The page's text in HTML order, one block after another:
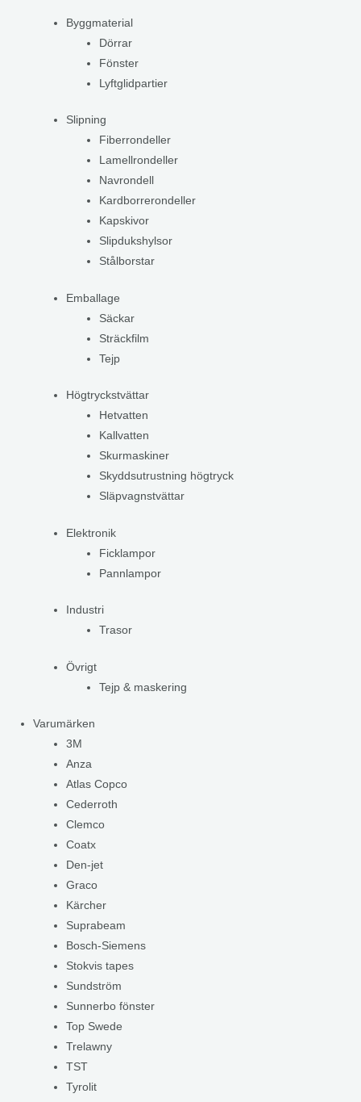
Byggmaterial
Dörrar
Fönster
Lyftglidpartier
Slipning
Fiberrondeller
Lamellrondeller
Navrondell
Kardborrerondeller
Kapskivor
Slipdukshylsor
Stålborstar
Emballage
Säckar
Sträckfilm
Tejp
Högtryckstvättar
Hetvatten
Kallvatten
Skurmaskiner
Skyddsutrustning högtryck
Släpvagnstvättar
Elektronik
Ficklampor
Pannlampor
Industri
Trasor
Övrigt
Tejp & maskering
Varumärken
3M
Anza
Atlas Copco
Cederroth
Clemco
Coatx
Den-jet
Graco
Kärcher
Suprabeam
Bosch-Siemens
Stokvis tapes
Sundström
Sunnerbo fönster
Top Swede
Trelawny
TST
Tyrolit